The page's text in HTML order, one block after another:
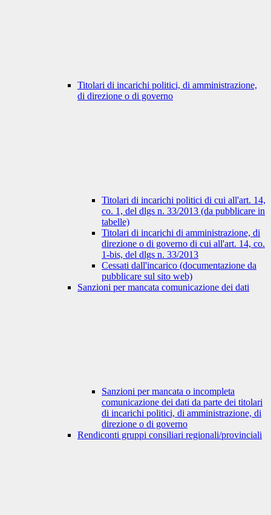
Titolari di incarichi politici, di amministrazione,
di direzione o di governo
Titolari di incarichi politici di cui all'art. 14,
co. 1, del dlgs n. 33/2013 (da pubblicare in
tabelle)
Titolari di incarichi di amministrazione, di
direzione o di governo di cui all'art. 14, co.
1-bis, del dlgs n. 33/2013
Cessati dall'incarico (documentazione da
pubblicare sul sito web)
Sanzioni per mancata comunicazione dei dati
Sanzioni per mancata o incompleta
comunicazione dei dati da parte dei titolari
di incarichi politici, di amministrazione, di
direzione o di governo
Rendiconti gruppi consiliari regionali/provinciali